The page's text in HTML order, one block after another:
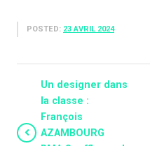
POSTED: 23 AVRIL 2024
Un designer dans
la classe :
François
AZAMBOURG